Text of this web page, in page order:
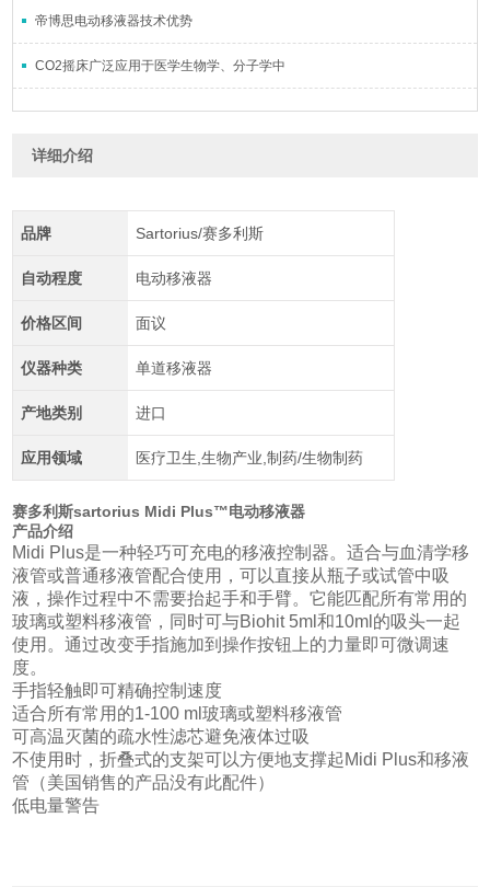
帝博思电动移液器技术优势
CO2摇床广泛应用于医学生物学、分子学中
详细介绍
品牌 Sartorius/赛多利斯
自动程度 电动移液器
价格区间 面议
仪器种类 单道移液器
产地类别 进口
应用领域 医疗卫生,生物产业,制药/生物制药
赛多利斯sartorius Midi Plus™电动移液器
产品介绍
Midi Plus是一种轻巧可充电的移液控制器。适合与血清学移
液管或普通移液管配合使用，可以直接从瓶子或试管中吸
液，操作过程中不需要抬起手和手臂。它能匹配所有常用的
玻璃或塑料移液管，同时可与Biohit 5ml和10ml的吸头一起
使用。通过改变手指施加到操作按钮上的力量即可微调速
度。
手指轻触即可精确控制速度
适合所有常用的1-100 ml玻璃或塑料移液管
可高温灭菌的疏水性滤芯避免液体过吸
不使用时，折叠式的支架可以方便地支撑起Midi Plus和移液
管（美国销售的产品没有此配件）
低电量警告